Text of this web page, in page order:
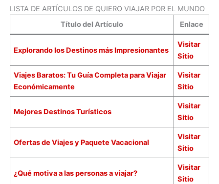
LISTA DE ARTÍCULOS DE QUIERO VIAJAR POR EL MUNDO
Título del Artículo
Enlace
Explorando los Destinos más Impresionantes
Visitar
Sitio
Viajes Baratos: Tu Guía Completa para Viajar
Económicamente
Visitar
Sitio
Mejores Destinos Turísticos
Visitar
Sitio
Ofertas de Viajes y Paquete Vacacional
Visitar
Sitio
¿Qué motiva a las personas a viajar?
Visitar
Sitio